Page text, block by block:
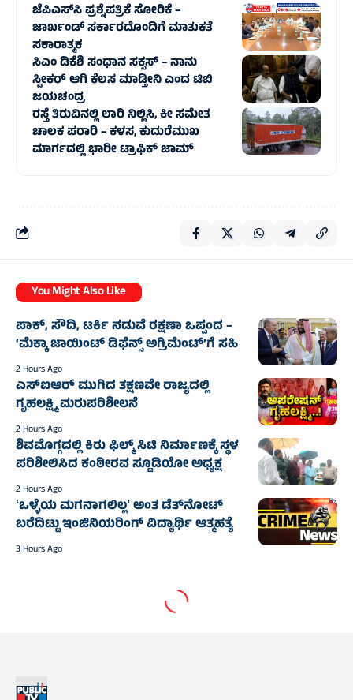
ಜೆಪಿಎಸ್‌ಸಿ ಪ್ರಶ್ನೆಪತ್ರಿಕೆ ಸೋರಿಕೆ –
ಜಾರ್ಖಂಡ್‌ ಸರ್ಕಾರದೊಂದಿಗೆ ಮಾತುಕತೆ
ಸಕಾರಾತ್ಮಕ
ಸಿಎಂ ಡಿಕೆಶಿ ಸಂಧಾನ ಸಕ್ಸಸ್‌ – ನಾನು
ಸ್ವೀಕರ್ ಆಗಿ ಕೆಲಸ ಮಾಡ್ತೀನಿ ಎಂದ ಟಿಬಿ
ಜಯಚಂದ್ರ
ರಸ್ತೆ ತಿರುವಿನಲ್ಲಿ ಲಾರಿ ನಿಲ್ಲಿಸಿ, ಕೀ ಸಮೇತ
ಚಾಲಕ ಪರಾರಿ – ಕಳಸ, ಕುದುರೆಮುಖ
ಮಾರ್ಗದಲ್ಲಿ‌ ಭಾರೀ ಟ್ರಾಫಿಕ್‌ ಜಾಮ್
You Might Also Like
ಪಾಕ್, ಸೌದಿ, ಟರ್ಕಿ ನಡುವೆ ರಕ್ಷಣಾ ಒಪ್ಪಂದ –
‘ಮೆಕ್ಕಾ ಜಾಯಿಂಟ್ ಡಿಫೆನ್ಸ್ ಅಗ್ರಿಮೆಂಟ್’ಗೆ ಸಹಿ
2 Hours Ago
ಎಸ್‌ಐಆರ್ ಮುಗಿದ ತಕ್ಷಣವೇ ರಾಜ್ಯದಲ್ಲಿ
ಗೃಹಲಕ್ಷ್ಮಿ ಮರುಪರಿಶೀಲನೆ
2 Hours Ago
ಶಿವಮೊಗ್ಗದಲ್ಲಿ ಕಿರು ಫಿಲ್ಮ್ ಸಿಟಿ ನಿರ್ಮಾಣಕ್ಕೆ ಸ್ಥಳ
ಪರಿಶೀಲಿಸಿದ ಕಂಠೀರವ ಸ್ಟೂಡಿಯೋ ಅಧ್ಯಕ್ಷ
2 Hours Ago
ʻಒಳ್ಳೆಯ ಮಗನಾಗಲಿಲ್ಲʼ ಅಂತ ಡೆತ್‌ನೋಟ್
ಬರೆದಿಟ್ಟು ಇಂಜಿನಿಯರಿಂಗ್ ವಿದ್ಯಾರ್ಥಿ ಆತ್ಮಹತ್ಯೆ‌
3 Hours Ago